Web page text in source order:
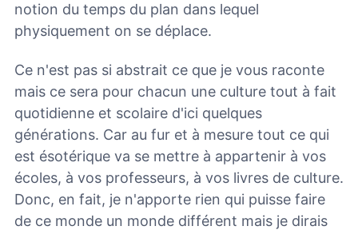
notion du temps du plan dans lequel
physiquement on se déplace.
Ce n'est pas si abstrait ce que je vous raconte
mais ce sera pour chacun une culture tout à fait
quotidienne et scolaire d'ici quelques
générations. Car au fur et à mesure tout ce qui
est ésotérique va se mettre à appartenir à vos
écoles, à vos professeurs, à vos livres de culture.
Donc, en fait, je n'apporte rien qui puisse faire
de ce monde un monde différent mais je dirais